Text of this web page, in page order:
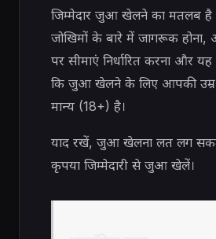
जिम्मेदार जुआ खेलने का मतलब है
जोखिमों के बारे में जागरूक होना,
पर सीमाएं निर्धारित करना और
कि जुआ खेलने के लिए आपकी
मान्य (18+) है।
याद रखें, जुआ खेलना लत लग
कृपया जिम्मेदारी से जुआ खेलें।